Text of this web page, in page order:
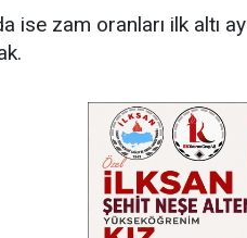
ise zam oranları ilk altı